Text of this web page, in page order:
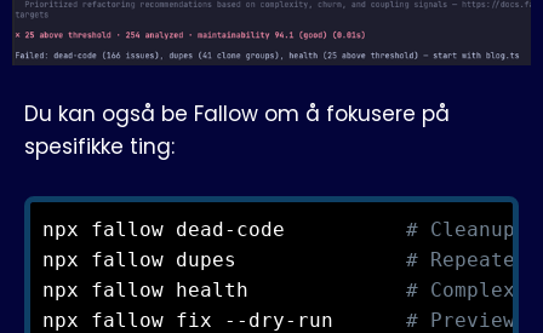
Du kan også be Fallow om å fokusere på
spesifikke ting:
npx fallow dead-code # Cleanup
npx fallow dupes #
npx fallow health #
npx fallow fix --dry-run # Preview